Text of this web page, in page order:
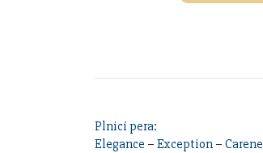
Plnicí pera:
Elegance – Exception – Carene